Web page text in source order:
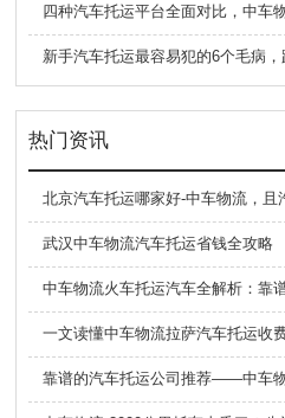
四种汽车托运平台全面对比，中车
新手汽车托运最容易犯的6个毛病
热门资讯
北京汽车托运哪家好-中车物流，且
武汉中车物流汽车托运省钱全攻略
中车物流火车托运汽车全解析：靠
一文读懂中车物流拉萨汽车托运收
靠谱的汽车托运公司推荐——中车